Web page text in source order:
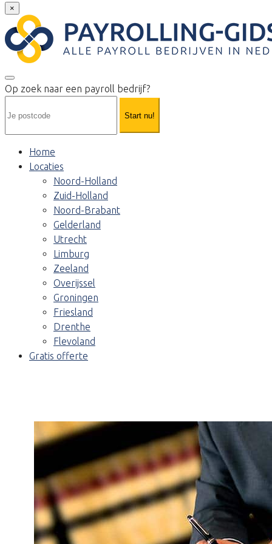
×
Op zoek naar een payroll bedrijf?
Start nu!
Home
Locaties
Noord-Holland
Zuid-Holland
Noord-Brabant
Gelderland
Utrecht
Limburg
Zeeland
Overijssel
Groningen
Friesland
Drenthe
Flevoland
Gratis offerte